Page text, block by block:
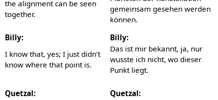
the alignment can be seen
together.
gemeinsam gesehen werden
können.
Billy:
Billy:
I know that, yes; I just didn’t
know where that point is.
Das ist mir bekannt, ja, nur
wusste ich nicht, wo dieser
Punkt liegt.
Quetzal:
Quetzal: